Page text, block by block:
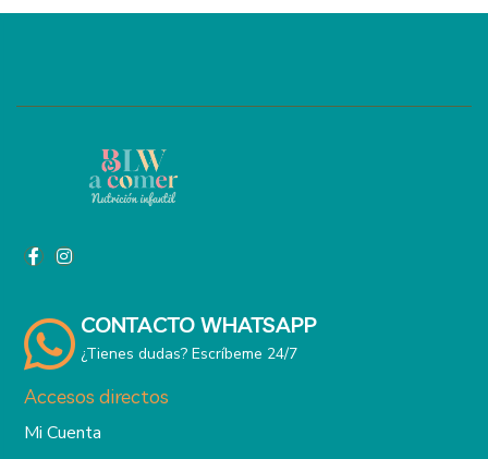
CONTACTO WHATSAPP
¿Tienes dudas? Escríbeme 24/7
Accesos directos
Mi Cuenta